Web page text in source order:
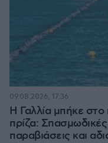
Η Γαλλία μπήκε στο
πρίζα:
παραβιάσεις και
09.08.2026, 17:36